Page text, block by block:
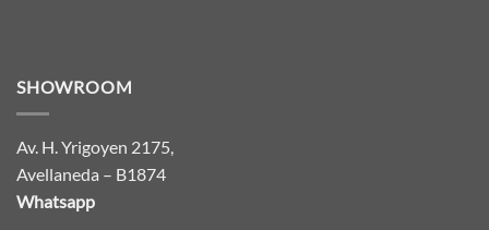
SHOWROOM
Av. H. Yrigoyen 2175,
Avellaneda – B1874
Whatsapp